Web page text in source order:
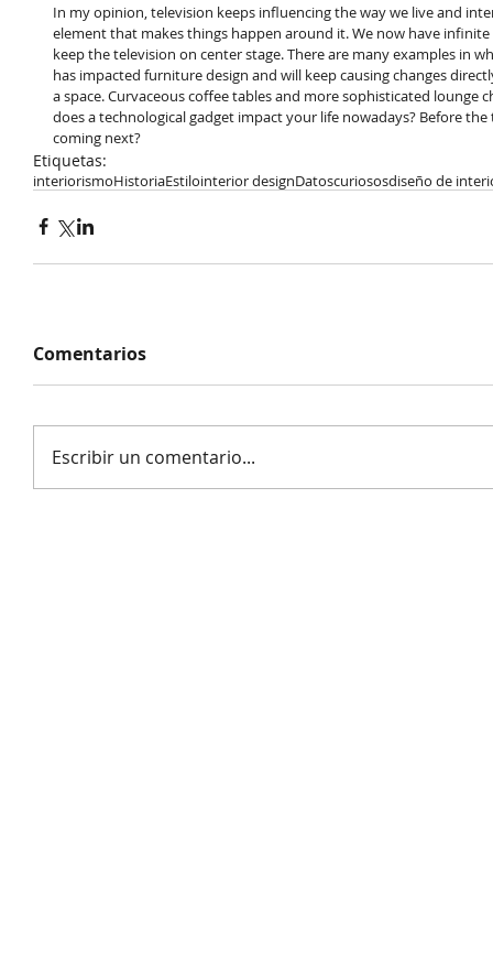
In my opinion, television keeps influencing the way we live and
element that makes things happen around it. We now have
keep the television on center stage. There are many examples in
has impacted furniture design and will keep causing changes
a space. Curvaceous coffee tables and more sophisticated lounge
does a technological gadget impact your life nowadays? Before
coming next?
Etiquetas:
interiorismoHistoriaEstilointerior designDatoscuriososdiseño de
Comentarios
Escribir un comentario...